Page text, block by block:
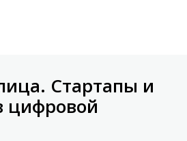
Стартапы и
цифровой